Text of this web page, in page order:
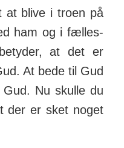
at blive i troen på
ham og i fæl­les­
at det er
At bede til Gud
Nu skulle du
der er sket noget